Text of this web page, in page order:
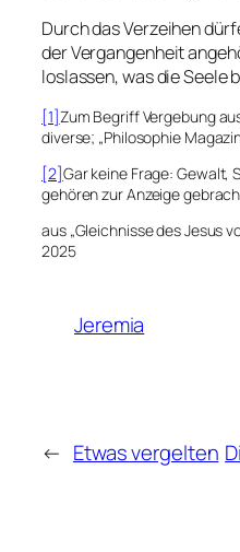
Durch das Verzeihen
der Vergangenheit
loslassen, was die Seele
[1]Zum Begriff Vergebung
diverse; „Philosophie
[2]Gar keine Frage: Gewalt,
gehören zur Anzeige
aus „Gleichnisse des Jesus
2025
Jeremia
← Etwas vergelten